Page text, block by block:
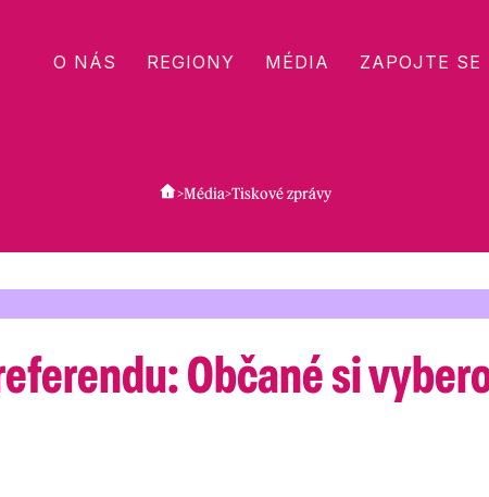
O NÁS REGIONY MÉDIA ZAPOJTE SE
>Média>Tiskové zprávy
Občané si